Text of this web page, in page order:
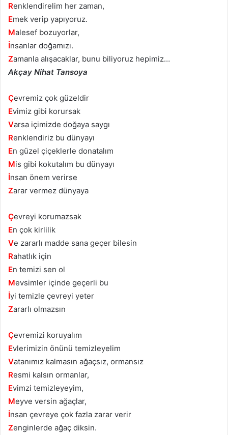
Renklendirelim her zaman,
Emek verip yapıyoruz.
Malesef bozuyorlar,
İnsanlar doğamızı.
Zamanla alışacaklar, bunu biliyoruz hepimiz…
Akçay Nihat Tansoya
Çevremiz çok güzeldir
Evimiz gibi korursak
Varsa içimizde doğaya saygı
Renklendiriz bu dünyayı
En güzel çiçeklerle donatalım
Mis gibi kokutalım bu dünyayı
İnsan önem verirse
Zarar vermez dünyaya
Çevreyi korumazsak
En çok kirlilik
Ve zararlı madde sana geçer bilesin
Rahatlık için
En temizi sen ol
Mevsimler içinde geçerli bu
İyi temizle çevreyi yeter
Zararlı olmazsın
Çevremizi koruyalım
Evlerimizin önünü temizleyelim
Vatanımız kalmasın ağaçsız, ormansız
Resmi kalsın ormanlar,
Evimzi temizleyeyim,
Meyve versin ağaçlar,
İnsan çevreye çok fazla zarar verir
Zenginlerde ağaç diksin.